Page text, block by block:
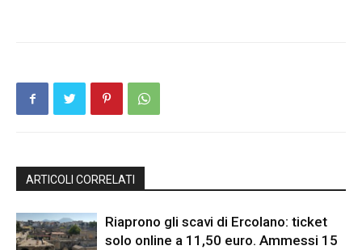
ARTICOLI CORRELATI
Riaprono gli scavi di Ercolano: ticket
solo online a 11,50 euro. Ammessi 15